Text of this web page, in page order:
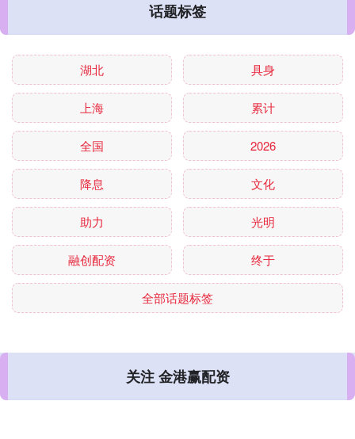
话题标签
湖北 具身
上海 累计
全国 2026
降息 文化
助力 光明
融创配资 终于
全部话题标签
关注 金港赢配资